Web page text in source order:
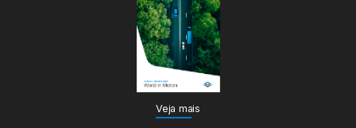
Veja mais